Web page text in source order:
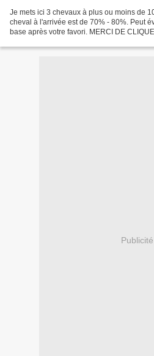
Je mets ici 3 chevaux à plus ou moins de
cheval à l'arrivée est de 70% - 80%. Peut
base après votre favori. MERCI DE
Publicité